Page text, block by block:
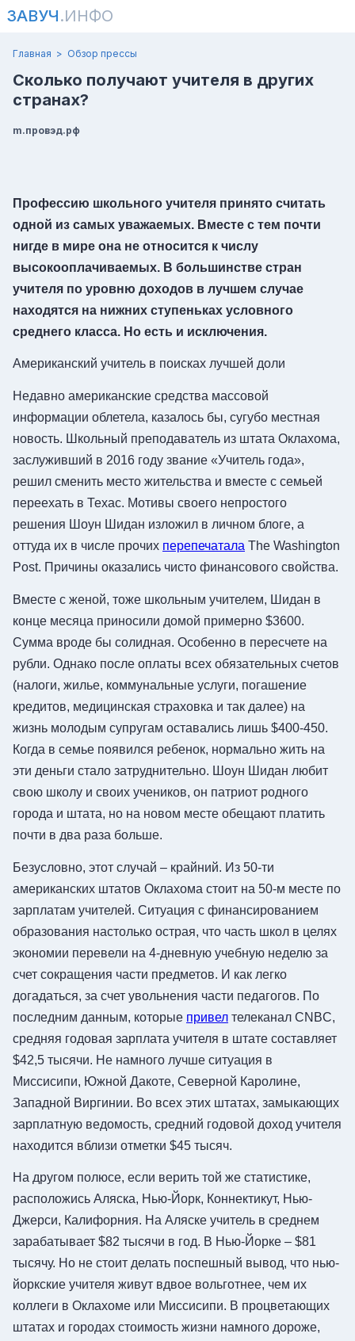
ЗАВУЧ.ИНФО
Главная Обзор прессы
Сколько получают учителя в других
странах?
m.провэд.рф
Профессию школьного учителя принято считать
одной из самых уважаемых. Вместе с тем почти
нигде в мире она не относится к числу
высокооплачиваемых. В большинстве стран
учителя по уровню доходов в лучшем случае
находятся на нижних ступеньках условного
среднего класса. Но есть и исключения.
Американский учитель в поисках лучшей доли
Недавно американские средства массовой
информации облетела, казалось бы, сугубо местная
новость. Школьный преподаватель из штата Оклахома,
заслуживший в 2016 году звание «Учитель года»,
решил сменить место жительства и вместе с семьей
переехать в Техас. Мотивы своего непростого
решения Шоун Шидан изложил в личном блоге, а
оттуда их в числе прочих перепечатала The Washington
Post. Причины оказались чисто финансового свойства.
Вместе с женой, тоже школьным учителем, Шидан в
конце месяца приносили домой примерно $3600.
Сумма вроде бы солидная. Особенно в пересчете на
рубли. Однако после оплаты всех обязательных счетов
(налоги, жилье, коммунальные услуги, погашение
кредитов, медицинская страховка и так далее) на
жизнь молодым супругам оставались лишь $400-450.
Когда в семье появился ребенок, нормально жить на
эти деньги стало затруднительно. Шоун Шидан любит
свою школу и своих учеников, он патриот родного
города и штата, но на новом месте обещают платить
почти в два раза больше.
Безусловно, этот случай – крайний. Из 50-ти
американских штатов Оклахома стоит на 50-м месте по
зарплатам учителей. Ситуация с финансированием
образования настолько острая, что часть школ в целях
экономии перевели на 4-дневную учебную неделю за
счет сокращения части предметов. И как легко
догадаться, за счет увольнения части педагогов. По
последним данным, которые привел телеканал CNBC,
средняя годовая зарплата учителя в штате составляет
$42,5 тысячи. Не намного лучше ситуация в
Миссисипи, Южной Дакоте, Северной Каролине,
Западной Виргинии. Во всех этих штатах, замыкающих
зарплатную ведомость, средний годовой доход учителя
находится вблизи отметки $45 тысяч.
На другом полюсе, если верить той же статистике,
расположись Аляска, Нью-Йорк, Коннектикут, Нью-
Джерси, Калифорния. На Аляске учитель в среднем
зарабатывает $82 тысячи в год. В Нью-Йорке – $81
тысячу. Но не стоит делать поспешный вывод, что нью-
йоркские учителя живут вдвое вольготнее, чем их
коллеги в Оклахоме или Миссисипи. В процветающих
штатах и городах стоимость жизни намного дороже,